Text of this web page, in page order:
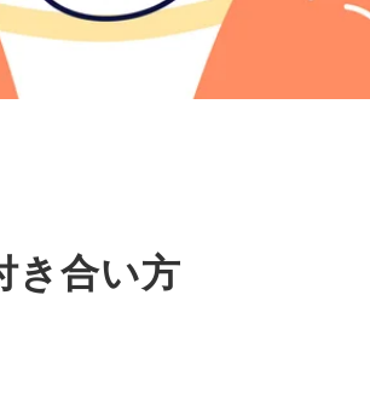
き合い方